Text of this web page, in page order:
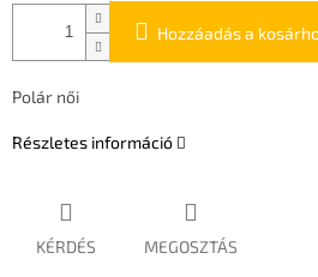
Hozzáadás a
Polár női
Részletes információ
KÉRDÉS MEGOSZTÁS